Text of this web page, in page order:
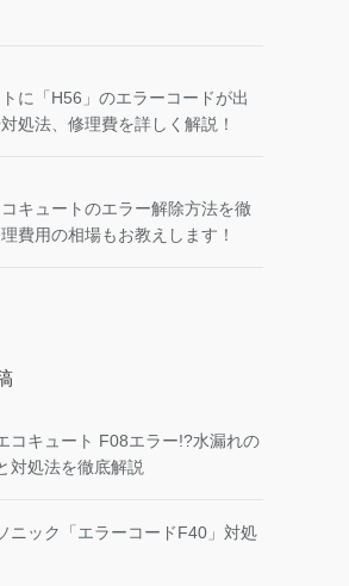
に「H56」のエラーコードが出
処法、修理費を詳しく解説！
キュートのエラー解除方法を徹
費用の相場もお教えします！
コキュート F08エラー!?水漏れの
対処法を徹底解説
ニック「エラーコードF40」対処